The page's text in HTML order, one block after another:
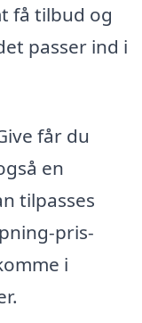
få tilbud og
passer ind i
får du
en
tilpasses
pris-
i